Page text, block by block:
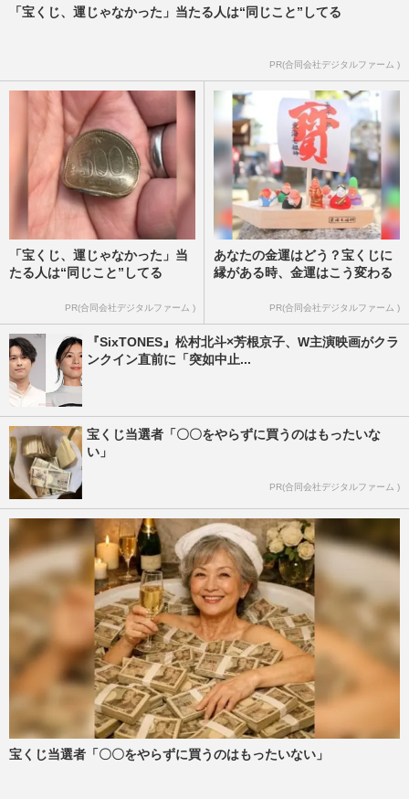
「宝くじ、運じゃなかった」当たる人は“同じこと”してる
PR(合同会社デジタルファーム )
「宝くじ、運じゃなかった」当
たる人は“同じこと”してる
PR(合同会社デジタルファーム )
あなたの金運はどう？宝くじに
縁がある時、金運はこう変わる
PR(合同会社デジタルファーム )
『SixTONES』松村北斗×芳根京子、W主演映画がクラ
ンクイン直前に「突如中止...
宝くじ当選者「〇〇をやらずに買うのはもったいな
い」
PR(合同会社デジタルファーム )
宝くじ当選者「〇〇をやらずに買うのはもったいない」